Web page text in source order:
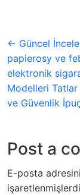
← Güncel
papierosy ve
elektronik
Modelleri
ve Güvenlik
Post a
E-posta